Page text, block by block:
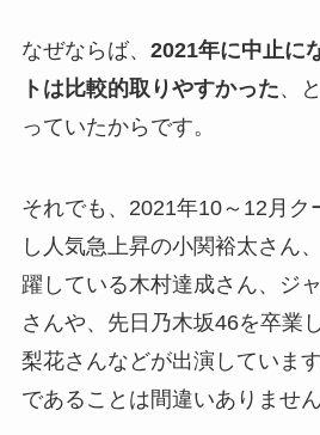
なぜならば、 2021年に中止に
トは比較的取りやすかった、
っていたからです。
それでも、2021年10～12月ク
し人気急上昇の小関裕太さん
躍している木村達成さん、ジ
さんや、先日乃木坂46を卒業
梨花さんなどが出演していま
であることは間違いありません